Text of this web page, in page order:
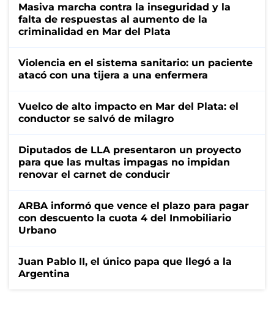
Masiva marcha contra la inseguridad y la
falta de respuestas al aumento de la
criminalidad en Mar del Plata
Violencia en el sistema sanitario: un paciente
atacó con una tijera a una enfermera
Vuelco de alto impacto en Mar del Plata: el
conductor se salvó de milagro
Diputados de LLA presentaron un proyecto
para que las multas impagas no impidan
renovar el carnet de conducir
ARBA informó que vence el plazo para pagar
con descuento la cuota 4 del Inmobiliario
Urbano
Juan Pablo II, el único papa que llegó a la
Argentina